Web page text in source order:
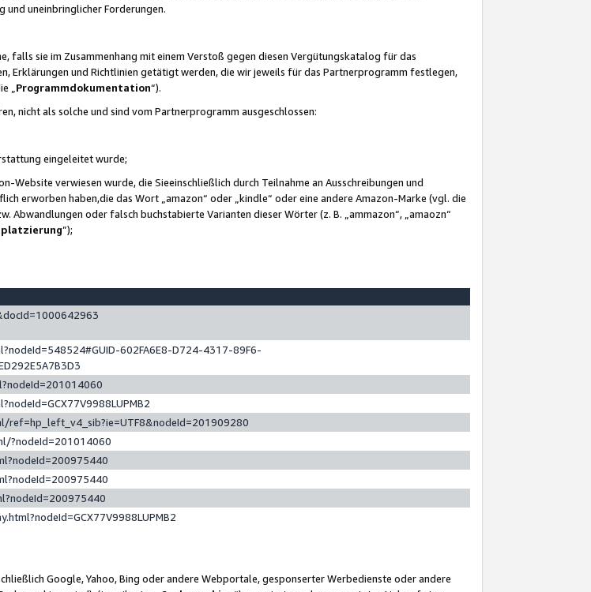
und uneinbringlicher Forderungen.
falls sie im Zusammenhang mit einem Verstoß gegen diesen Vergütungskatalog für das
Erklärungen und Richtlinien getätigt werden, die wir jeweils für das Partnerprogramm festlegen,
„ Programmdokumentation“).
nicht als solche und sind vom Partnerprogramm ausgeschlossen:
eingeleitet wurde;
Website verwiesen wurde, die Sieeinschließlich durch Teilnahme an Ausschreibungen und
erworben haben,die das Wort „amazon“ oder „kindle“ oder eine andere Amazon-Marke (vgl. die
Abwandlungen oder falsch buchstabierte Varianten dieser Wörter (z. B. „ammazon“, „amaozn“
”);
602FA6E8-D724-4317-89F6-
?nodeId=201014060
Google, Yahoo, Bing oder andere Webportale, gesponserter Werbedienste oder andere